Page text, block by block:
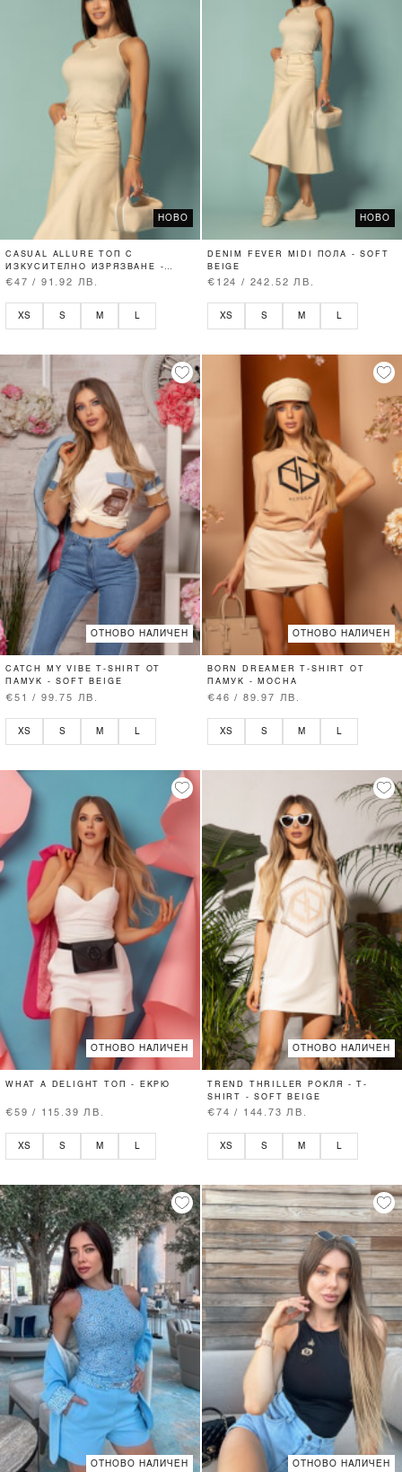
НОВО
CASUAL ALLURE ТОП С
ИЗКУСИТЕЛНО ИЗРЯЗВАНЕ -
SOFT BEIGE
€47 / 91.92 ЛВ.
XS S M L
НОВО
DENIM FEVER MIDI ПОЛА - SOFT
BEIGE
€124 / 242.52 ЛВ.
XS S M L
ОТНОВО НАЛИЧЕН
CATCH MY VIBE T-SHIRT ОТ
ПАМУК - SOFT BEIGE
€51 / 99.75 ЛВ.
XS S M
ОТНОВО НАЛИЧЕН
BORN DREAMER T-SHIRT ОТ
ПАМУК - MOCHA
€46 / 89.97 ЛВ.
XS S M
ОТНОВО НАЛИЧЕН
WHAT A DELIGHT ТОП - ЕКРЮ
€59 / 115.39 ЛВ.
XS S M L
ОТНОВО НАЛИЧЕН
TREND THRILLER РОКЛЯ - T-
SHIRT - SOFT BEIGE
€74 / 144.73 ЛВ.
XS S M L
ОТНОВО НАЛИЧЕН ОТНОВО НАЛИЧЕН